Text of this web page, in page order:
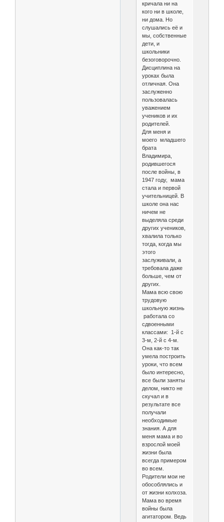
кричала ни на
кого ни в школе,
ни дома. Но
слушались её и
мы, собственные
дети, и
школьники
безоговорочно.
Дисциплина на
уроках была
отличная. Она
заслуженно
пользовалась
уважением
учеников и их
родителей.
Для меня и
моего младшего
брата
Владимира,
родившегося
после войны, в
1947 году, мама
стала и первой
учительницей. В
школе она нас
ничем не
выделяла среди
других учеников,
хвалила только
тогда, когда мы
этого
заслуживали, а
требовала даже
больше, чем от
других.
Мама всю свою
трудовую
школьную жизнь
работала со
сдвоенными
классами: 1-й с
3-м, 2-й с 4-м.
Она как-то так
умела построить
уроки, что всем
было интересно,
все были заняты
делом, никто не
скучал и в
результате все
получали
необходимые
знания. А для
меня мама и во
взрослой моей
жизни была
всегда примером
во всем.
Родители мои не
обособлялись и
от жизни колхоза.
Мама во время
войны была
агитатором. Ведь